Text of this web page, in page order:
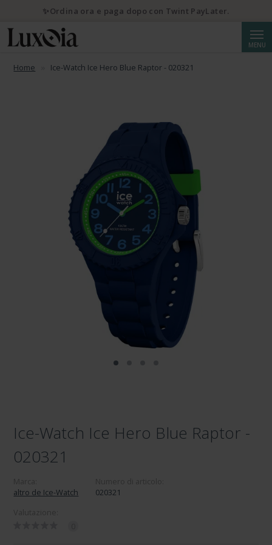
MENU
Home Ice-Watch Ice Hero Blue Raptor - 020321
Ice-Watch Ice Hero Blue Raptor -
020321
altro de Ice-Watch
020321
✨Ordina ora e paga dopo con Twint PayLater.